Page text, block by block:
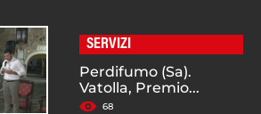
SERVIZI
Perdifumo (Sa).
Vatolla, Premio...
68